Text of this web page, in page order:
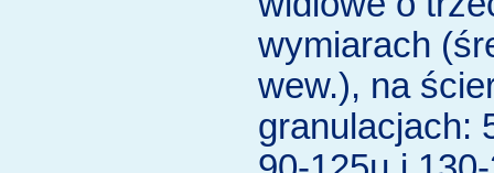
wymiarach
wew.), na
granulacjach: